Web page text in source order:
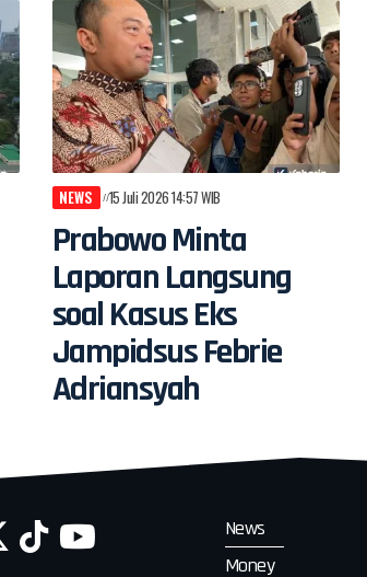
NEWS 15 Juli 2026 14:57 WIB
Prabowo Minta
Laporan Langsung
soal Kasus Eks
Jampidsus Febrie
Adriansyah
News
Money